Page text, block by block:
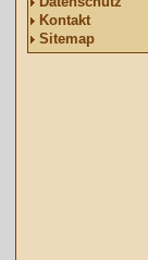
Kontakt
Sitemap